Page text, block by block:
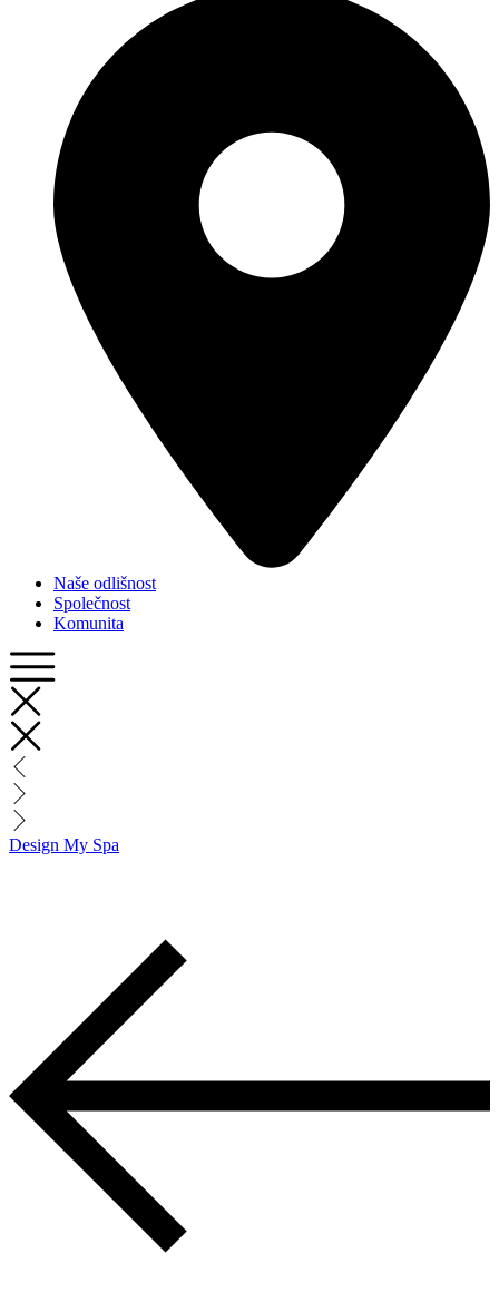
Naše odlišnost
Společnost
Komunita
Design My Spa